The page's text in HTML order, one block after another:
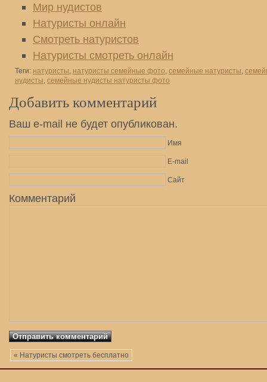
Мир нудистов
Натуристы онлайн
Смотреть натуристов
Натуристы смотреть онлайн
Теги: натуристы, натуристы семейные фото, семейные натуристы,
нудисты, семейные нудисты натуристы фото
Добавить комментарий
Ваш e-mail не будет опубликован.
Имя
E-mail
Сайт
Комментарий
« Натуристы смотреть бесплатно